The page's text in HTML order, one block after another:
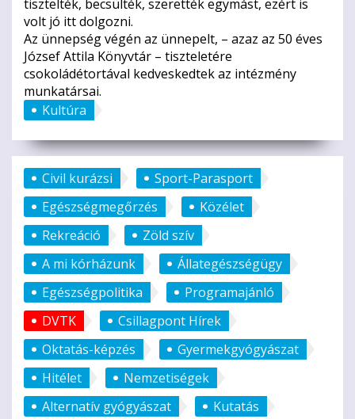
tisztelték, becsülték, szerették egymást, ezért is
volt jó itt dolgozni.
Az ünnepség végén az ünnepelt, – azaz az 50 éves
József Attila Könyvtár – tiszteletére
csokoládétortával kedveskedtek az intézmény
munkatársai.
Kultúra
Civil kurázsi
Sport-Parasport
Egészségmegőrzés
Közélet
Rekreáció
Zöld szív
A mi kórházunk
Állategészségügy
Egészségpolitika
Programajánló
DVTK
Csillagpont Hírek
Oktatás-képzés
Gyermekgyógyászat
Hitélet
Nemzetiségek
Alternatív gyógyászat
Kutatás